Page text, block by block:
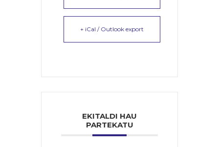
+ iCal / Outlook export
EKITALDI HAU
PARTEKATU